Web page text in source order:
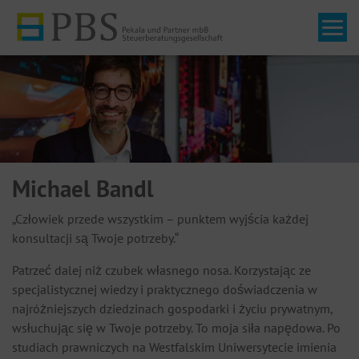
Michael Bandl
„Człowiek przede wszystkim – punktem wyjścia każdej
konsultacji są Twoje potrzeby.“
Patrzeć dalej niż czubek własnego nosa. Korzystając ze
specjalistycznej wiedzy i praktycznego doświadczenia w
najróżniejszych dziedzinach gospodarki i życiu prywatnym,
wsłuchując się w Twoje potrzeby. To moja siła napędowa. Po
studiach prawniczych na Westfalskim Uniwersytecie imienia